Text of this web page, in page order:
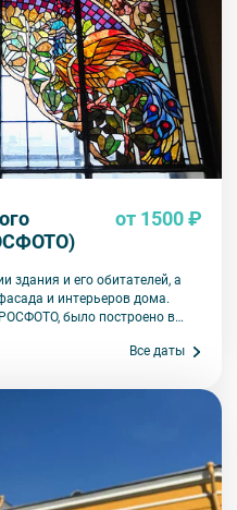
от 1500 ₽
здания и его обитателей, а
и интерьеров дома.
было построено в
витражами и
заводах Германии,
Все даты